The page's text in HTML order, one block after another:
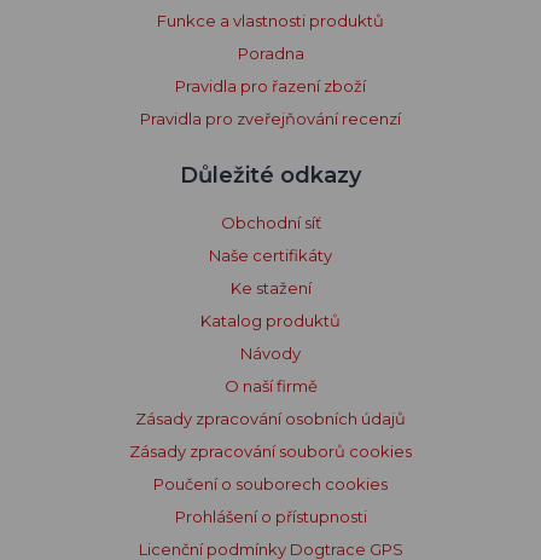
Funkce a vlastnosti produktů
Poradna
Pravidla pro řazení zboží
Pravidla pro zveřejňování recenzí
Důležité odkazy
Obchodní síť
Naše certifikáty
Ke stažení
Katalog produktů
Návody
O naší firmě
Zásady zpracování osobních údajů
Zásady zpracování souborů cookies
Poučení o souborech cookies
Prohlášení o přístupnosti
Licenční podmínky Dogtrace GPS